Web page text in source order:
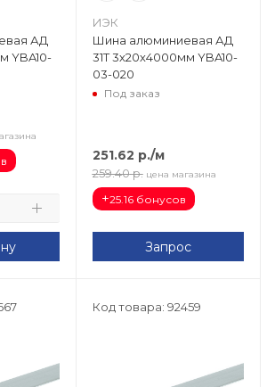
АД
YBA10-
ИЭК
Шина алюминиевая АД
31Т 3х20х4000мм YBA10-
03-020
Под заказ
251.62 р./м
259.40 р. цена магазина
+25.16 бонусов
Запрос
Код товара: 92459